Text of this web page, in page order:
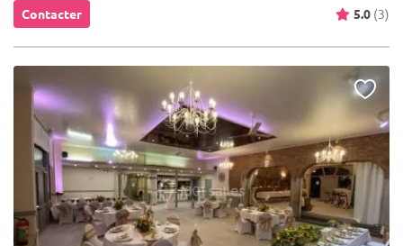
Contacter 5.0 (3)